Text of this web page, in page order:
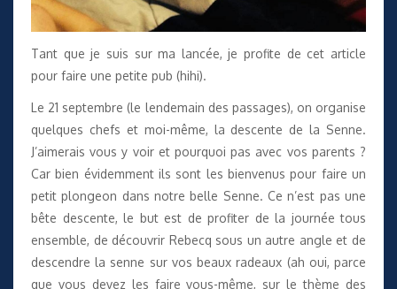
Tant que je suis sur ma lancée, je profite de cet article
pour faire une petite pub (hihi).
Le 21 septembre (le lendemain des passages), on organise
quelques chefs et moi-même, la descente de la Senne.
J’aimerais vous y voir et pourquoi pas avec vos parents ?
Car bien évidemment ils sont les bienvenus pour faire un
petit plongeon dans notre belle Senne. Ce n’est pas une
bête descente, le but est de profiter de la journée tous
ensemble, de découvrir Rebecq sous un autre angle et de
descendre la senne sur vos beaux radeaux (ah oui, parce
que vous devez les faire vous-même, sur le thème des